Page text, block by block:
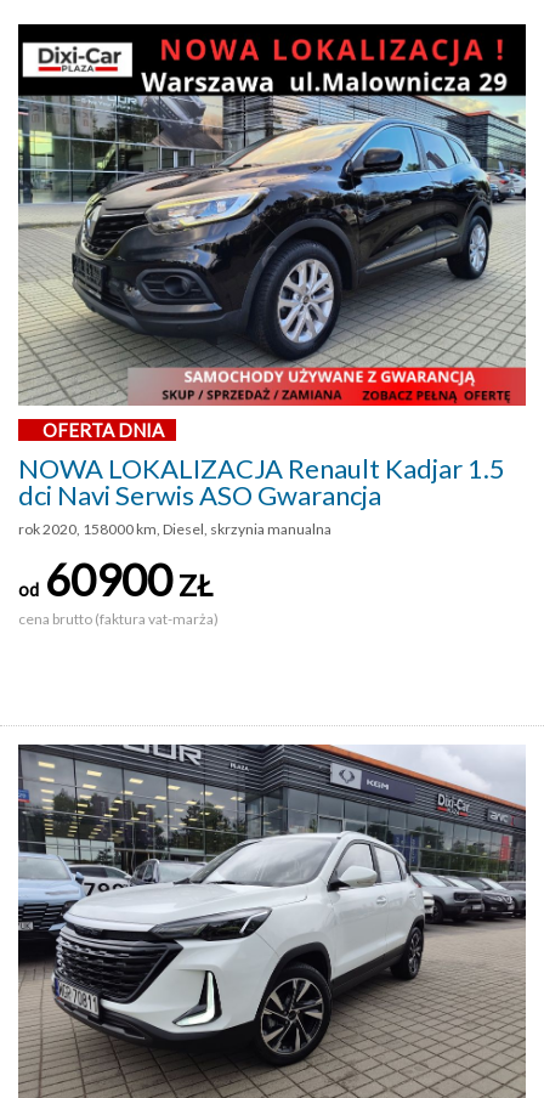
OFERTA DNIA
NOWA LOKALIZACJA Renault Kadjar 1.5
dci Navi Serwis ASO Gwarancja
rok 2020, 158000 km, Diesel, skrzynia manualna
od 60900ZŁ
cena brutto (faktura vat-marża)